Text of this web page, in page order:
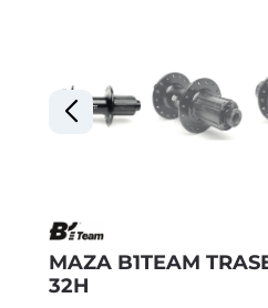
MAZA B1TEAM
32H